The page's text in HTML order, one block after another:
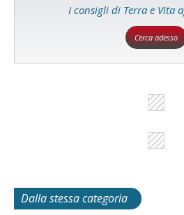
I consigli di Terra e Vita
Cerca adesso
Dalla stessa categoria